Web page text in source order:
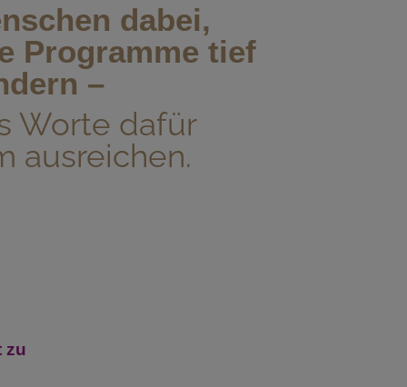
dabei,
Programme tief
–
Worte dafür
ausreichen.
zu